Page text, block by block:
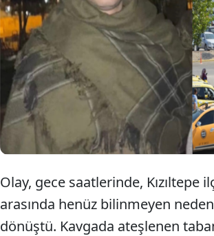
Olay, gece saatlerinde,
arasında henüz bilinmeyen
dönüştü. Kavgada ateşlenen